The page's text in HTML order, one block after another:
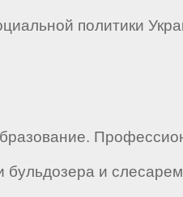
политики
и